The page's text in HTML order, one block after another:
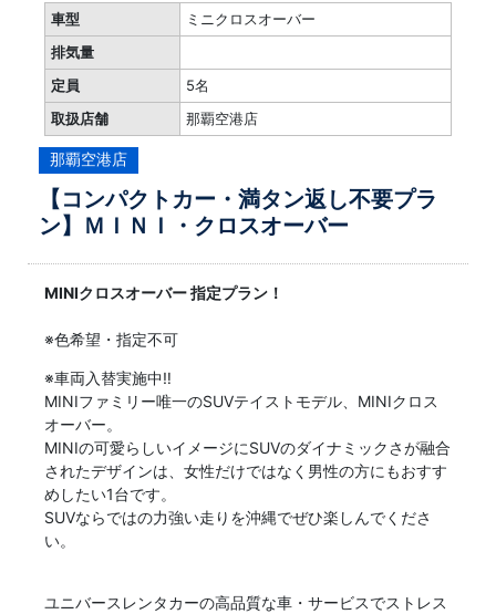
車型
ミニクロスオーバー
排気量
定員
5名
取扱店舗
那覇空港店
那覇空港店
【コンパクトカー・満タン返し不要プラ
ン】ＭＩＮＩ・クロスオーバー
MINIクロスオーバー 指定プラン！
※色希望・指定不可
※車両入替実施中‼
MINIファミリー唯一のSUVテイストモデル、MINIクロス
オーバー。
MINIの可愛らしいイメージにSUVのダイナミックさが融合
されたデザインは、女性だけではなく男性の方にもおすす
めしたい1台です。
SUVならではの力強い走りを沖縄でぜひ楽しんでくださ
い。
ユニバースレンタカーの高品質な車・サービスでストレス